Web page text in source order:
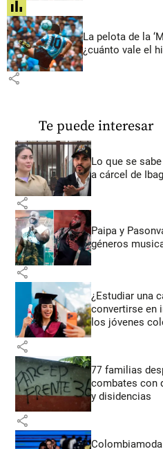
share
La pelota de la
¿cuánto vale el
share
Te puede interesar
Lo que se
a cárcel de
share
Paipa y
géneros
share
¿Estudiar una
convertirse en
los jóvenes
share
77 familias
combates con
y disidencias
share